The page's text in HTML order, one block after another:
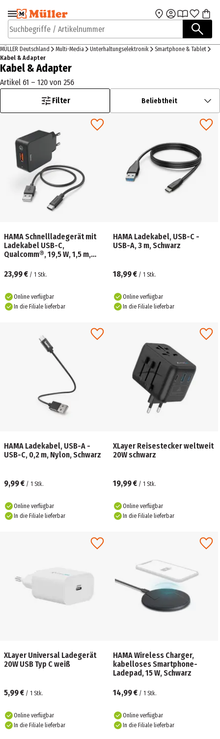
Zur Navigation
springen
Zum Hauptinhalt
Suchbegriffe / Artikelnummer
MÜLLER Deutschland Multi-Media Unterhaltungselektronik
Smartphone & Tablet
Kabel & Adapter
Kabel & Adapter
Artikel 61 – 120 von 256
Filter
Beliebtheit
HAMA Schnellladegerät mit
Ladekabel USB-C,
Qualcomm®, 19,5 W, 1,5 m,
23,99 € / 1 Stk.
Online verfügbar
In die Filiale lieferbar
HAMA Ladekabel, USB-C -
USB-A, 3 m, Schwarz
18,99 € / 1 Stk.
Online verfügbar
In die Filiale lieferbar
HAMA Ladekabel, USB-A -
USB-C, 0,2 m, Nylon, Schwarz
9,99 € / 1 Stk.
Online verfügbar
In die Filiale lieferbar
XLayer Reisestecker weltweit
20W schwarz
19,99 € / 1 Stk.
Online verfügbar
In die Filiale lieferbar
XLayer Universal Ladegerät
20W USB Typ C weiß
5,99 € / 1 Stk.
Online verfügbar
In die Filiale lieferbar
HAMA Wireless Charger,
kabelloses Smartphone-
Ladepad, 15 W, Schwarz
14,99 € / 1 Stk.
Online verfügbar
In die Filiale lieferbar